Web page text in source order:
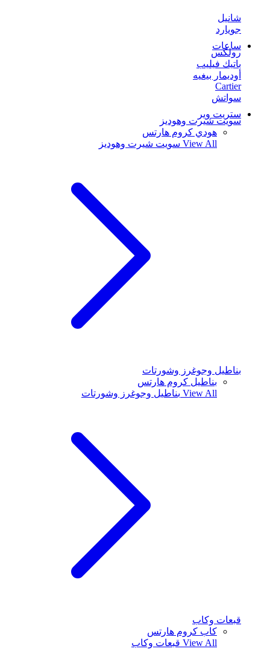
شانيل
جويارد
ساعات
رولكس
باتيك فيليب
أوديمار بيغيه
Cartier
سواتش
ستريت وير
سويت شيرت وهوديز
هودي كروم هارتس
View All سويت شيرت وهوديز
بناطيل وجوغرز وشورتات
بناطيل كروم هارتس
View All بناطيل وجوغرز وشورتات
قبعات وكاب
كاب كروم هارتس
View All قبعات وكاب